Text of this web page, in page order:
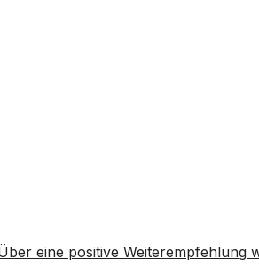
eine positive Weiterempfehlung